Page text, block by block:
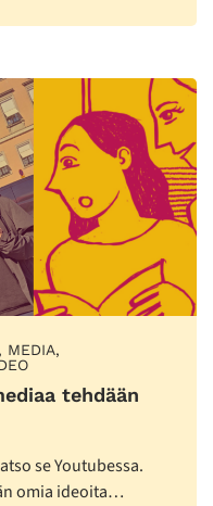
MEDIA,
tehdään
se Youtubessa.
omia ideoita…